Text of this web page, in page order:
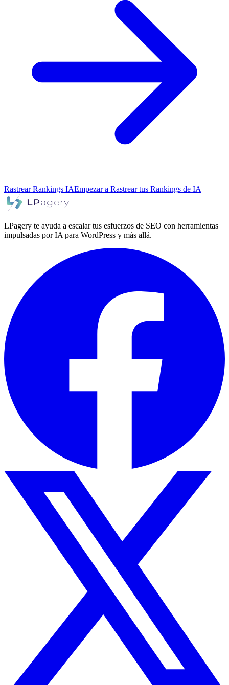
Rastrear Rankings IAEmpezar a Rastrear tus Rankings de IA
LPagery te ayuda a escalar tus esfuerzos de SEO con herramientas
impulsadas por IA para WordPress y más allá.